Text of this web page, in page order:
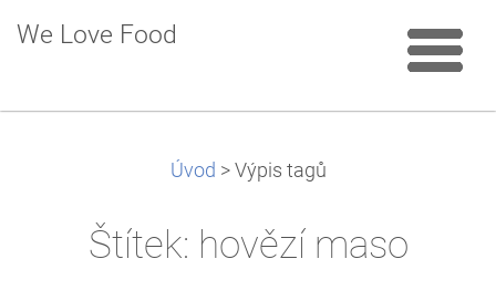
We Love Food
Úvod > Výpis tagů
Štítek: hovězí maso